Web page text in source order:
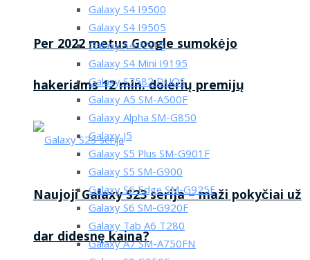
Per 2022 metus Google sumokėjo
hakeriams 12 mln. dolerių premijų
Naujoji Galaxy S23 serija – maži pokyčiai už
dar didesnę kaina?
Galaxy S4 I9500
Galaxy S4 I9505
Galaxy S4 i9515
Galaxy S4 Mini I9195
Galaxy S7582 DUOS
Galaxy A5 SM-A500F
Galaxy Alpha SM-G850
Galaxy J5
Galaxy S5 Plus SM-G901F
Galaxy S5 SM-G900
Galaxy S6 Edge SM-G925F
Galaxy S6 SM-G920F
Galaxy Tab A6 T280
Galaxy A7 SM-A750FN